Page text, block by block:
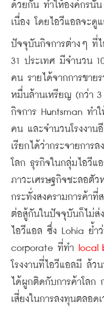
ด้วยกัน ทำให้องค์กรนั้
เนื่อง
โดยไอวีแอลจะดู
ปัจจุบันกิจการต่างๆ ที่
31 ประเทศ มีจำนวน
คน รายได้จากการขาย
หมื่นล้านเหรียญ (กว่า 3
กิจการ Huntsman ทำ
คน และจำนวนโรงงาน
เรียกได้ว่ากระจายการ
โลก ธุรกิจในกลุ่มไอวีแ
ภาวะเศรษฐกิจชะลอตัว
กระทั่งสงครามการค้าที่
ต่อสู้กันในปัจจุบันก็ไม่ส่
ไอวีแอล ซึ่ง Lohia ย้ำ
corporate ที่ทำ local
โรงงานที่ไอวีแอลมี ล้ว
ได้ผูกติดกับการค้าโลก
เสี่ยงในการลงทุนตลอดเ